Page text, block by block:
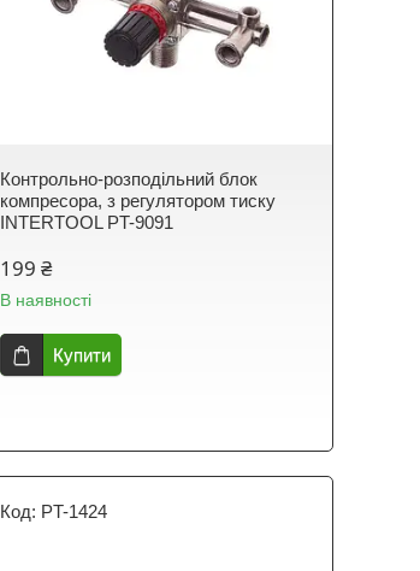
Контрольно-розподільний блок
компресора, з регулятором тиску
INTERTOOL PT-9091
199 ₴
В наявності
Купити
PT-1424